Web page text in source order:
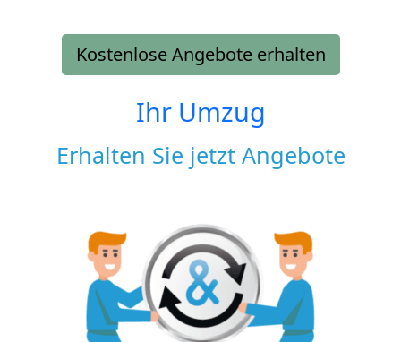
Kostenlose Angebote erhalten
Ihr Umzug
Erhalten Sie jetzt Angebote